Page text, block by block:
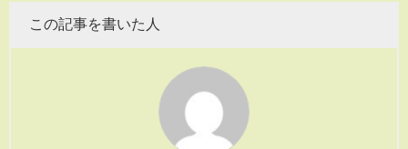
この記事を書いた人